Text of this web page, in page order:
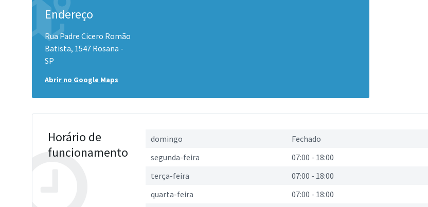
Endereço
Rua Padre Cicero Romão
Batista, 1547 Rosana -
SP
Abrir no Google Maps
Horário de
funcionamento
domingo
Fechado
segunda-feira
07:00 - 18:00
terça-feira
07:00 - 18:00
quarta-feira
07:00 - 18:00